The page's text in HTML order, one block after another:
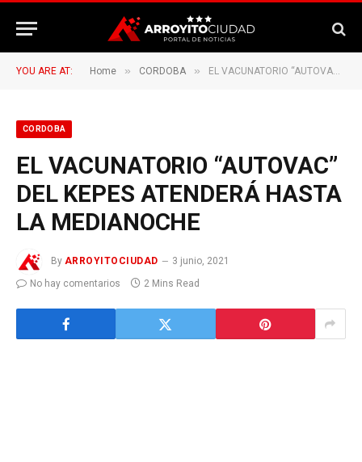
YOU ARE AT: Home » CORDOBA » EL VACUNATORIO “AUTOVAC” DEL KEPES ATENDERÁ HASTA LA MEDIANOCHE
CORDOBA
EL VACUNATORIO “AUTOVAC”
DEL KEPES ATENDERÁ HASTA
LA MEDIANOCHE
By ARROYITOCIUDAD
3 junio, 2021
No hay comentarios
2 Mins Read